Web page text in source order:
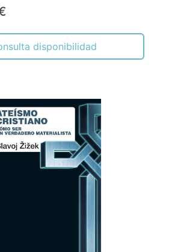
disponibilidad